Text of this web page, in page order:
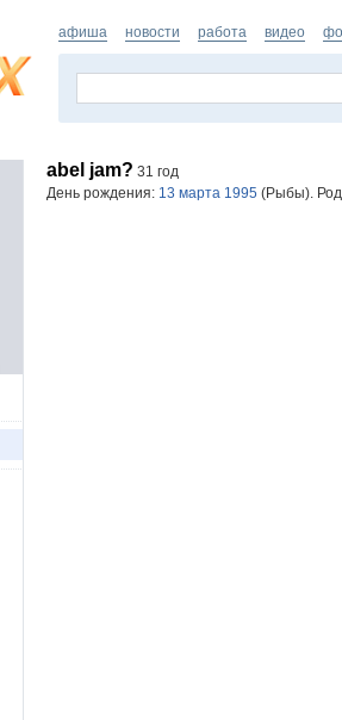
афиша новости работа видео
abel jam? 31 год
День рождения: 13 марта 1995 (Рыбы).